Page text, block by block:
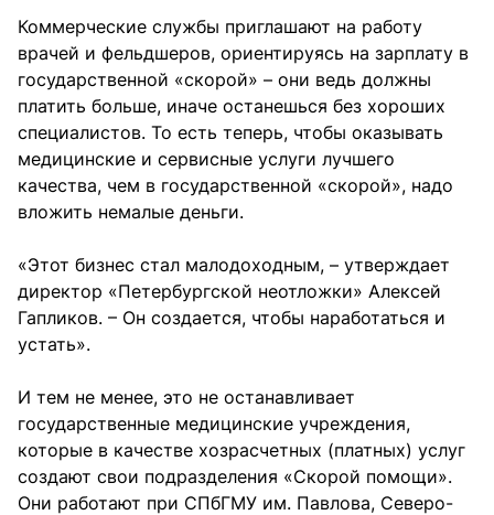
Коммерческие службы приглашают на работу
врачей и фельдшеров, ориентируясь на зарплату в
государственной «скорой» – они ведь должны
платить больше, иначе останешься без хороших
специалистов. То есть теперь, чтобы оказывать
медицинские и сервисные услуги лучшего
качества, чем в государственной «скорой», надо
вложить немалые деньги.
«Этот бизнес стал малодоходным, – утверждает
директор «Петербургской неотложки» Алексей
Гапликов. – Он создается, чтобы наработаться и
устать».
И тем не менее, это не останавливает
государственные медицинские учреждения,
которые в качестве хозрасчетных (платных) услуг
создают свои подразделения «Скорой помощи».
Они работают при СПбГМУ им. Павлова, Северо-